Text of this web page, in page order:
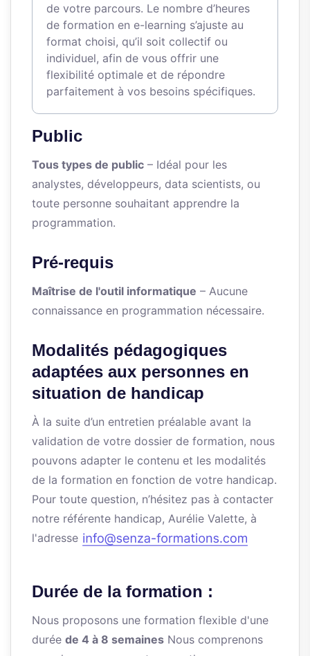
de votre parcours. Le nombre d’heures
de formation en e-learning s’ajuste au
format choisi, qu’il soit collectif ou
individuel, afin de vous offrir une
flexibilité optimale et de répondre
parfaitement à vos besoins spécifiques.
Public
Tous types de public – Idéal pour les
analystes, développeurs, data scientists, ou
toute personne souhaitant apprendre la
programmation.
Pré-requis
Maîtrise de l'outil informatique – Aucune
connaissance en programmation nécessaire.
Modalités pédagogiques
adaptées aux personnes en
situation de handicap
À la suite d’un entretien préalable avant la
validation de votre dossier de formation, nous
pouvons adapter le contenu et les modalités
de la formation en fonction de votre handicap.
Pour toute question, n’hésitez pas à contacter
notre référente handicap, Aurélie Valette, à
l'adresse
Durée de la formation :
Nous proposons une formation flexible d'une
durée de 4 à 8 semaines Nous comprenons